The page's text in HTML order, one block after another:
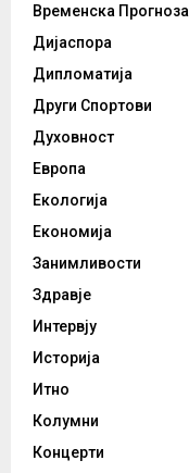
Временска Прогноза
Дијаспора
Дипломатија
Други Спортови
Духовност
Европа
Екологија
Економија
Занимливости
Здравје
Интервју
Историја
Итно
Колумни
Концерти